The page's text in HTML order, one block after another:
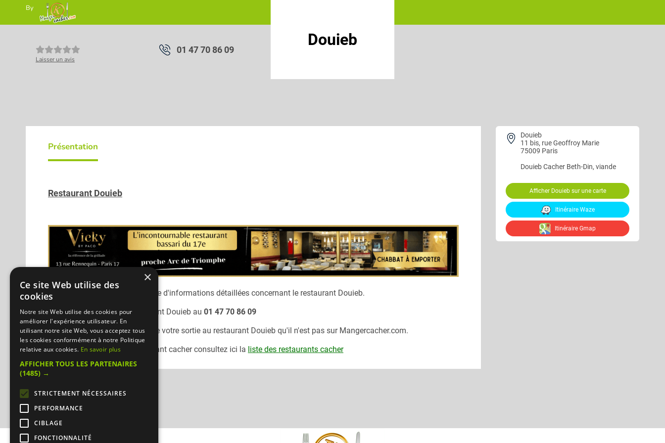
By
Douieb
01 47 70 86 09
Laisser un avis
Douieb
11 bis, rue Geoffroy Marie
75009 Paris
DouiebCacher Beth-Din, viande
Afficher Douieb sur une carte
Itinéraire Waze
Itinéraire Gmap
Présentation
Restaurant Douieb
Désolé, nous n'avons pas encore d'informations détaillées concernant le restaurant Douieb.
Vous pouvez joindre le restaurant Douieb au 01 47 70 86 09
N'oubliez pas de préciser lors de votre sortie au restaurant Douieb qu'il n'est pas sur Mangercacher.com.
Pour consulter un autre restaurant cacher consultez ici la liste des restaurants cacher
×
Ce site Web utilise des
cookies
Notre site Web utilise des cookies pour
améliorer l'expérience utilisateur. En
utilisant notre site Web, vous acceptez tous
les cookies conformément à notre Politique
relative aux cookies. En savoir plus
AFFICHER TOUS LES PARTENAIRES
(1485) →
STRICTEMENT NÉCESSAIRES
PERFORMANCE
CIBLAGE
FONCTIONNALITÉ